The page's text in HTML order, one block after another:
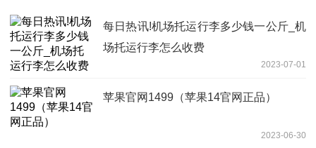
每日热讯!机场托运行李多少钱一公斤_机
场托运行李怎么收费
2023-07-01
苹果官网1499（苹果14官网正品）
2023-06-30